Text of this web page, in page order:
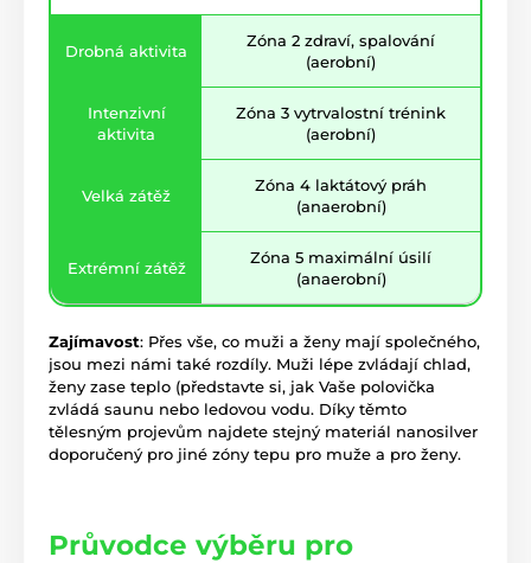
Drobná aktivita
Zóna 2 zdraví, spalování
(aerobní)
Intenzivní
aktivita
Zóna 3 vytrvalostní trénink
(aerobní)
Velká zátěž
Zóna 4 laktátový práh
(anaerobní)
Extrémní zátěž
Zóna 5 maximální úsilí
(anaerobní)
Zajímavost: Přes vše, co muži a ženy mají společného,
jsou mezi námi také rozdíly. Muži lépe zvládají chlad,
ženy zase teplo (představte si, jak Vaše polovička
zvládá saunu nebo ledovou vodu. Díky těmto
tělesným projevům najdete stejný materiál nanosilver
doporučený pro jiné zóny tepu pro muže a pro ženy.
Průvodce výběru pro